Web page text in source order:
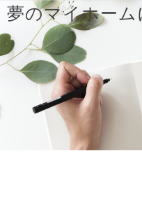
コ
ン
テ
ン
ツ
キ
夢のマイホー